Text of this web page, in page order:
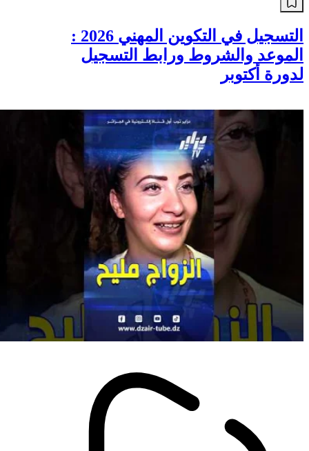
التسجيل في التكوين المهني 2026 :
الموعد والشروط ورابط التسجيل
لدورة أكتوبر